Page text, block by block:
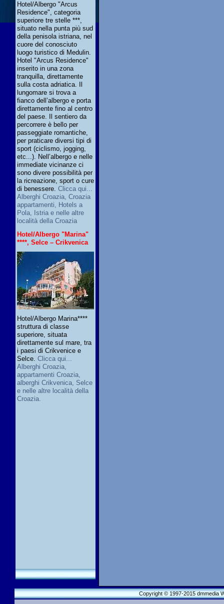
Hotel/Albergo "Arcus
Residence", categoria
superiore tre stelle ***,
situato nella punta più sud
della penisola istriana, nel
cuore del conosciuto
luogo turistico di Medulin.
Hotel "Arcus Residence"
inserito in una zona
tranquilla, direttamente
sulla costa adriatica. Il
lungomare si trova a
fianco dell’albergo e porta
direttamente fino al centro
del paese. Il sentiero da
percorrere è bello per
passeggiate romantiche,
per praticare diversi tipi di
sport (ciclismo, jogging,
etc...). Nell’albergo e nelle
immediate vicinanze ci
sono divere possibilità per
la ricreazione, sport o cure
di benessere. Clicca qui...
Alberghi Croazia, Croazia
appartamenti, Hotels a
Pola, Istria e nelle altre
località della Croazia
Hotel/Albergo "Marina"
****, Selce – Crikvenica
Hotel/Albergo Marina****
struttura di classe
superiore, situata
direttamente sul mare, tra
i paesi di Crikvenice e
Selce. Clicca qui...
Alberghi Croazia,
appartamenti Croazia,
alberghi Crikvenica, Selce
e nelle altre località della
Croazia.
Copyright © 1997-2015 dmmedia